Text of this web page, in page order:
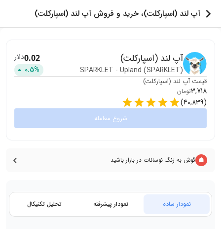
آپ لند (اسپارکلت)، خرید و فروش آپ لند (اسپارکلت)
آپ لند (اسپارکلت)
SPARKLET - Upland (SPARKLET)
0.02دلار
0.5%
قیمت آپ لند (اسپارکلت)
3,718تومان
(
40,839
)
شروع معامله
گوش به زنگ نوسانات در بازار باشید
نمودار ساده نمودار پیشرفته تحلیل تکنیکال